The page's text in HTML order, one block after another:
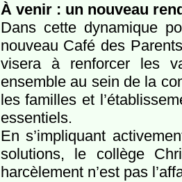
À venir : un nouveau
Dans cette dynamique
nouveau Café des
visera à renforcer les
ensemble au sein de la
les familles et
essentiels.
En s’impliquant
solutions, le collège
harcèlement n’est pas